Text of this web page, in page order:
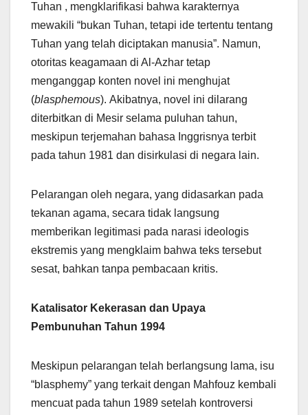
Tuhan , mengklarifikasi bahwa karakternya
mewakili “bukan Tuhan, tetapi ide tertentu tentang
Tuhan yang telah diciptakan manusia”. Namun,
otoritas keagamaan di Al-Azhar tetap
menganggap konten novel ini menghujat
(blasphemous). Akibatnya, novel ini dilarang
diterbitkan di Mesir selama puluhan tahun,
meskipun terjemahan bahasa Inggrisnya terbit
pada tahun 1981 dan disirkulasi di negara lain.
Pelarangan oleh negara, yang didasarkan pada
tekanan agama, secara tidak langsung
memberikan legitimasi pada narasi ideologis
ekstremis yang mengklaim bahwa teks tersebut
sesat, bahkan tanpa pembacaan kritis.
Katalisator Kekerasan dan Upaya
Pembunuhan Tahun 1994
Meskipun pelarangan telah berlangsung lama, isu
“blasphemy” yang terkait dengan Mahfouz kembali
mencuat pada tahun 1989 setelah kontroversi